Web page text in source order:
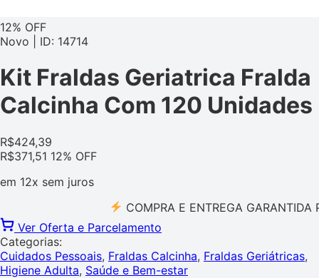
12% OFF
Novo | ID: 14714
Kit Fraldas Geriatrica Fralda
Calcinha Com 120 Unidades
R$424,39
R$371,51 12% OFF
em 12x sem juros
COMPRA E ENTREGA GARANTIDA PELO
Ver Oferta e Parcelamento
Categorias:
Cuidados Pessoais, Fraldas Calcinha, Fraldas Geriátricas,
Higiene Adulta, Saúde e Bem-estar